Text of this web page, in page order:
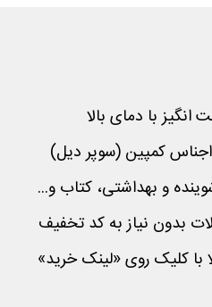
با دمای بالا
کمپین (سوپر دیل)
و بهداشتی، کتاب و...
بدون نیاز به کد تخفیف
با کلیک روی «لینک خرید»